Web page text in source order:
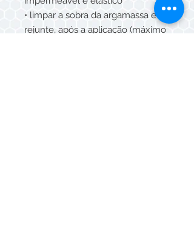
• limpar a sobra da argamassa e do
rejunte, após a aplicação (máximo